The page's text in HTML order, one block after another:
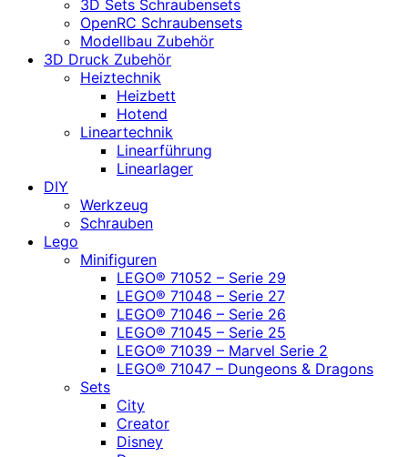
3D Sets Schraubensets
OpenRC Schraubensets
Modellbau Zubehör
3D Druck Zubehör
Heiztechnik
Heizbett
Hotend
Lineartechnik
Linearführung
Linearlager
DIY
Werkzeug
Schrauben
Lego
Minifiguren
LEGO® 71052 – Serie 29
LEGO® 71048 – Serie 27
LEGO® 71046 – Serie 26
LEGO® 71045 – Serie 25
LEGO® 71039 – Marvel Serie 2
LEGO® 71047 – Dungeons & Dragons
Sets
City
Creator
Disney